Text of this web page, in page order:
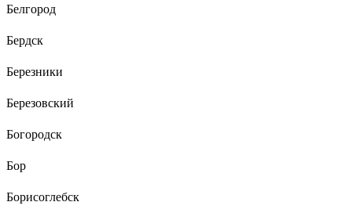
Белгород
Бердск
Березники
Березовский
Богородск
Бор
Борисоглебск